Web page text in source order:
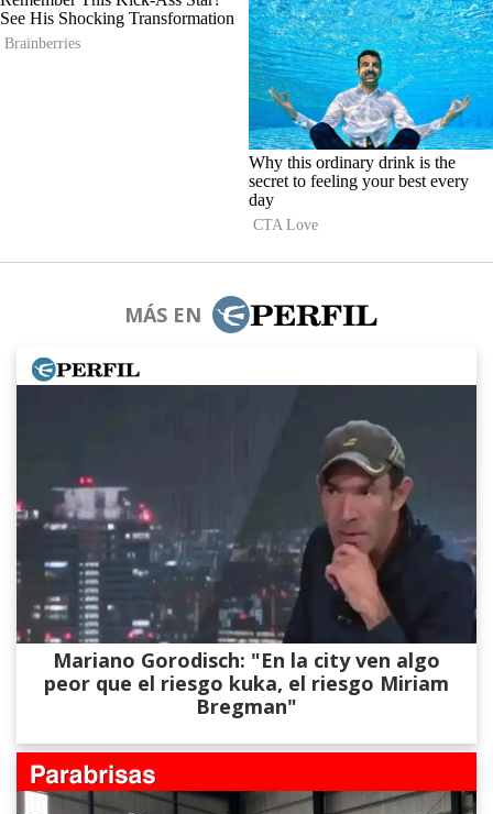
MÁS EN
Mariano Gorodisch: "En la city ven algo
peor que el riesgo kuka, el riesgo Miriam
Bregman"